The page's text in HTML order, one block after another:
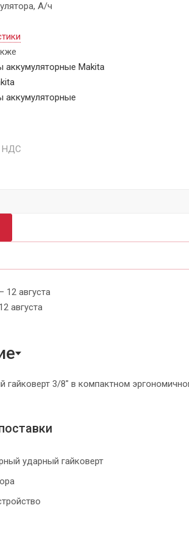
А/ч
аккумуляторные Makita
аккумуляторные
НДС
12 августа
августа
гайковерт 3/8" в компактном
ударный гайковерт